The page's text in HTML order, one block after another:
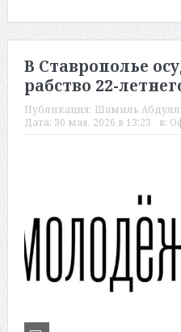
В Ставрополье
рабство 22-
Публикация: Шамиль
Дата: 30 мая, 2026 в 13:23 в: